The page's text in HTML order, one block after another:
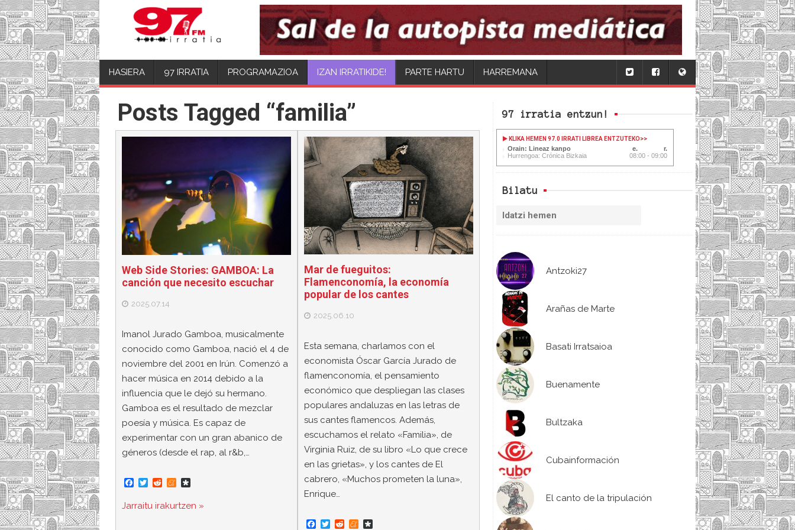
HASIERA 97 IRRATIA PROGRAMAZIOA IZAN IRRATIKIDE! PARTE HARTU HARREMANA
97 irratia entzun!
KLIKA HEMEN 97.0 IRRATI LIBREA ENTZUTEKO>>
Orain: Lineaz kanpo
Hurrengoa: Crónica Bizkaia
08:00 - 09:00
Bilatu
Antzoki27
Arañas de Marte
Basati Irratsaioa
Buenamente
Bultzaka
Cubainformación
El canto de la tripulación
Posts Tagged “familia”
Web Side Stories: GAMBOA: La
canción que necesito escuchar
2025.07.14
Imanol Jurado Gamboa, musicalmente
conocido como Gamboa, nació el 4 de
noviembre del 2001 en Irún. Comenzó a
hacer música en 2014 debido a la
influencia que le dejó su hermano.
Gamboa es el resultado de mezclar
poesía y música. Es capaz de
experimentar con un gran abanico de
géneros (desde el rap, al r&b,…
F
c
e
T
i
t
R
d
d
M
n
e
a
s
Jarraitu irakurtzen »
Mar de fueguitos:
Flamenconomía, la economía
popular de los cantes
2025.06.10
Esta semana, charlamos con el
economista Óscar García Jurado de
flamenconomía, el pensamiento
económico que despliegan las clases
populares andaluzas en las letras de
sus cantes flamencos. Además,
escuchamos el relato «Familia», de
Virginia Ruiz, de su libro «Lo que crece
en las grietas», y los cantes de El
cabrero, «Muchos prometen la luna»,
Enrique…
F
T
R
M D